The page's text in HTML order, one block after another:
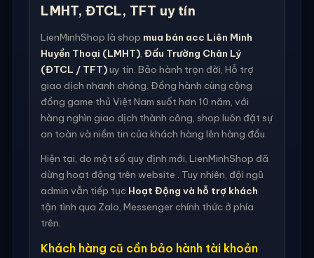
LMHT, ĐTCL, TFT uy tín
LienMinhShop là shop mua bán acc Liên Minh
Huyền Thoại (LMHT),Đấu Trường Chân Lý
(ĐTCL / TFT)uy tín. Bảo hành trọn đời, Hỗ trợ
giao dịch nhanh chóng. Đồng hành cùng cộng
đồng game thủ Việt Nam suốt hơn 10 năm, với
hàng nghìn giao dịch thành công, shop luôn đặt sự
an toàn và niềm tin của khách hàng lên hàng đầu.
Hiện tại, do một số quy định mới, LienMinhShop đã
dừng hoạt động trên website . Tuy nhiên, đội ngũ
admin vẫn tiếp tục Hoạt Động và hỗ trợ khách
tận tình qua Zalo, Messenger chính thức ở phía
trên.
Khách hàng cũ cần bảo hành tài khoản